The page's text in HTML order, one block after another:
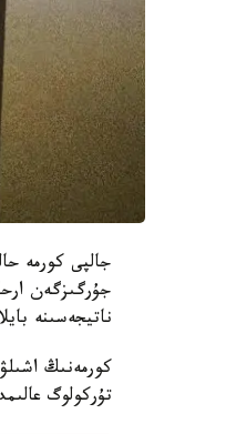
جالپى كورمە
جۇرگىزگەن
ناتيجەسىنە
كورمەنىڭ
تۇركولوگ